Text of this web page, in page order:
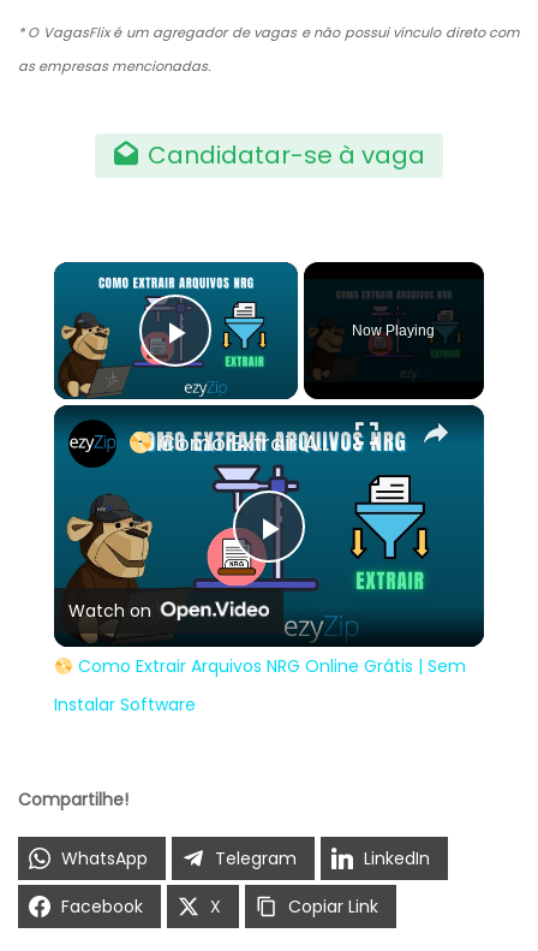
* O VagasFlix é um agregador de vagas e não possui vínculo direto com
as empresas mencionadas.
Candidatar-se à vaga
×
Play Video
Now Playing
×
Play
Video
Como Extrair Arquivos NRG Online Grátis | Sem Instalar Software
Watch on
Como Extrair Arquivos NRG Online Grátis | Sem
Instalar Software
Compartilhe!
WhatsApp Telegram
LinkedIn
Facebook
X Copiar Link